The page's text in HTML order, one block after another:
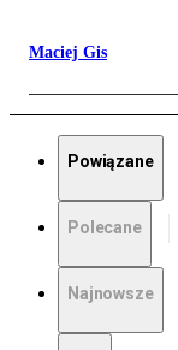
Maciej Gis
Powiązane
Polecane
Najnowsze